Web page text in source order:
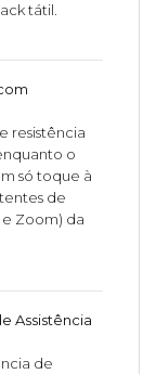
tátil.
resistência
o
só toque à
de
Zoom) da
Assistência
de